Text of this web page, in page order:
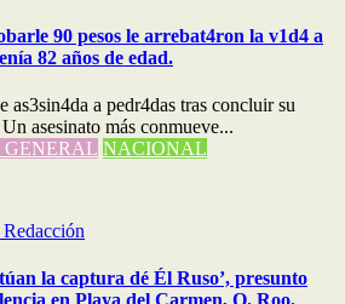
90 pesos le arrebat4ron la v1d4 a
82 años de edad.
as3sin4da a pedr4das tras concluir su
asesinato más conmueve...
NACIONAL
la captura dé Él Ruso’, presunto